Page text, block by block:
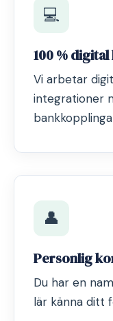
💻
100 %
Vi arbetar
integrationer
👤
Personlig
Du har en
lär känna ditt